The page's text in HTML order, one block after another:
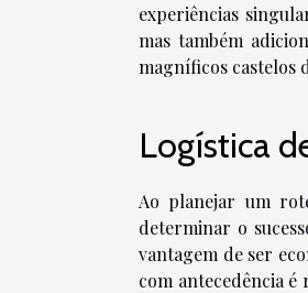
experiências
mas também
magníficos castelos
Logística
Ao planejar um
determinar o
vantagem de ser
com antecedência